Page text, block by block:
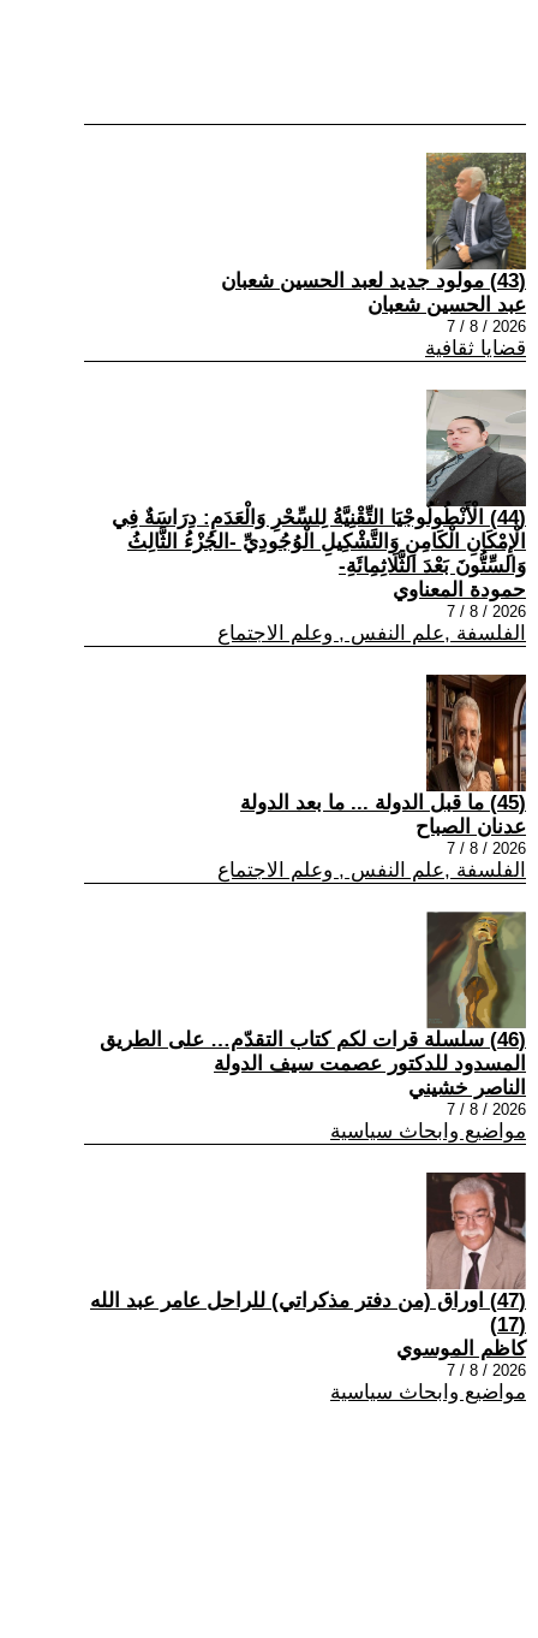
(43) مولود جديد لعبد الحسين شعبان
عبد الحسين شعبان
2026 / 8 / 7
قضايا ثقافية
(44) الْأَنْطُولُوجْيَا التِّقْنِيَّةُ لِلسِّحْرِ وَالْعَدَمِ: دِرَاسَةٌ فِي
الْإِمْكَانِ الْكَامِنِ وَالتَّشْكِيلِ الْوُجُودِيِّ -الجُزْءُ الثَّالِثُ
وَالسِّتُّونَ بَعْدَ الثَّلَاثِمِائَةِ-
حمودة المعناوي
2026 / 8 / 7
الفلسفة ,علم النفس , وعلم الاجتماع
(45) ما قبل الدولة ... ما بعد الدولة
عدنان الصباح
2026 / 8 / 7
الفلسفة ,علم النفس , وعلم الاجتماع
(46) سلسلة قرات لكم كتاب التقدّم… على الطريق
المسدود للدكتور عصمت سيف الدولة
الناصر خشيني
2026 / 8 / 7
مواضيع وابحاث سياسية
(47) اوراق (من دفتر مذكراتي) للراحل عامر عبد الله
(17)
كاظم الموسوي
2026 / 8 / 7
مواضيع وابحاث سياسية